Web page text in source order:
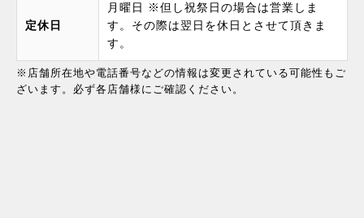
定休日
月曜日 ※但し祝祭日の場合は営業しま
す。その際は翌日を休日とさせて頂きま
す。
※店舗所在地や電話番号などの情報は変更されている可能性もご
ざいます。必ず各店舗様にご確認ください。